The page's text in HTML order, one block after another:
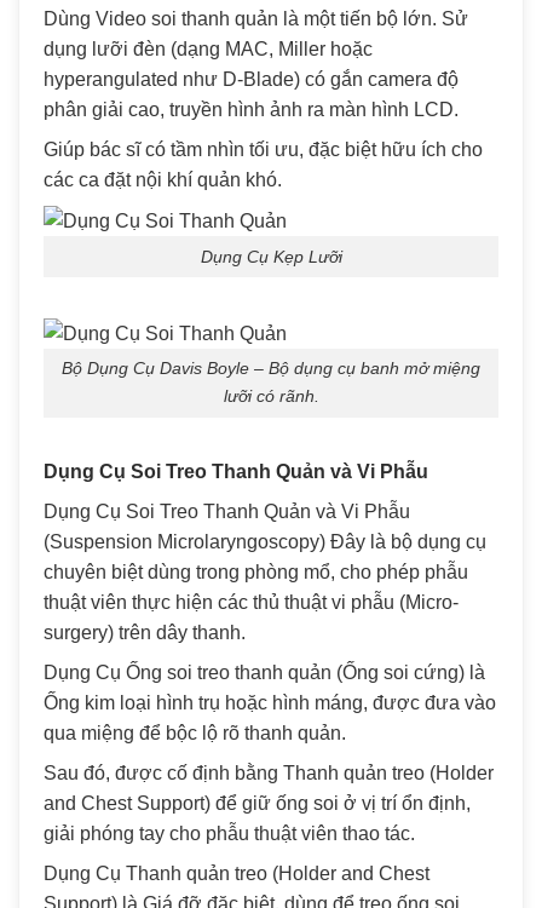
Dùng Video soi thanh quản là một tiến bộ lớn. Sử
dụng lưỡi đèn (dạng MAC, Miller hoặc
hyperangulated như D-Blade) có gắn camera độ
phân giải cao, truyền hình ảnh ra màn hình LCD.
Giúp bác sĩ có tầm nhìn tối ưu, đặc biệt hữu ích cho
các ca đặt nội khí quản khó.
Dụng Cụ Kẹp Lưỡi
Bộ Dụng Cụ Davis Boyle – Bộ dụng cụ banh mở miệng
lưỡi có rãnh.
Dụng Cụ Soi Treo Thanh Quản và Vi Phẫu
Dụng Cụ Soi Treo Thanh Quản và Vi Phẫu
(Suspension Microlaryngoscopy) Đây là bộ dụng cụ
chuyên biệt dùng trong phòng mổ, cho phép phẫu
thuật viên thực hiện các thủ thuật vi phẫu (Micro-
surgery) trên dây thanh.
Dụng Cụ Ống soi treo thanh quản (Ống soi cứng) là
Ống kim loại hình trụ hoặc hình máng, được đưa vào
qua miệng để bộc lộ rõ thanh quản.
Sau đó, được cố định bằng Thanh quản treo (Holder
and Chest Support) để giữ ống soi ở vị trí ổn định,
giải phóng tay cho phẫu thuật viên thao tác.
Dụng Cụ Thanh quản treo (Holder and Chest